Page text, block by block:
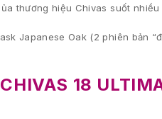
thương hiệu Chivas suốt nhiều
Japanese Oak (2 phiên bản
18